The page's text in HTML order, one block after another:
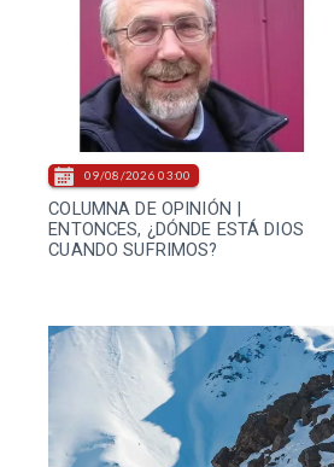
COLUMNA DE OPINIÓN |
ENTONCES, ¿DÓNDE ESTÁ DIOS
CUANDO SUFRIMOS?
09/08/2026 03:00